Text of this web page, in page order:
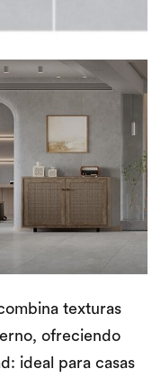
texturas
ofreciendo
ideal para casas